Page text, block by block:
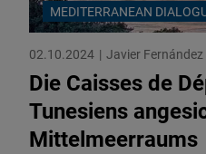
MEDITERRANEAN
02.10.2024 Javier
Die Caisses de
Tunesiens
Mittelmeerraums